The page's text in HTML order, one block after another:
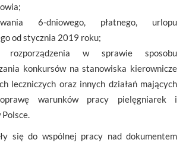
6-dniowego, płatnego, urlopu
od stycznia 2019 roku;
rozporządzenia w sprawie sposobu
konkursów na stanowiska kierownicze
leczniczych oraz innych działań mających
warunków pracy pielęgniarek i
się do wspólnej pracy nad dokumentem